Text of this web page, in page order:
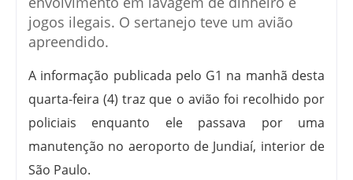
jogos ilegais. O sertanejo teve um avião
apreendido.
A informação publicada pelo G1 na manhã desta
quarta-feira (4) traz que o avião foi recolhido por
policiais enquanto ele passava por uma
manutenção no aeroporto de Jundiaí, interior de
São Paulo.